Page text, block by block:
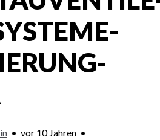
• vor 10 Jahren •